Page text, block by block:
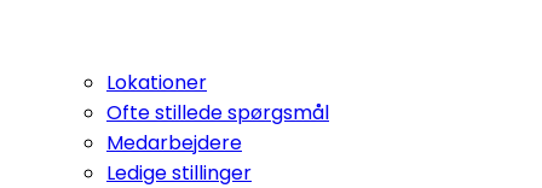
Lokationer
Ofte stillede spørgsmål
Medarbejdere
Ledige stillinger